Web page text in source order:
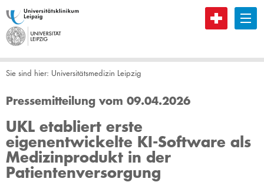
B
Sie sind hier: Universitätsmedizin Leipzig
Pressemitteilung vom 09.04.2026
UKL etabliert erste
eigenentwickelte KI-Software als
Medizinprodukt in der
Patientenversorgung